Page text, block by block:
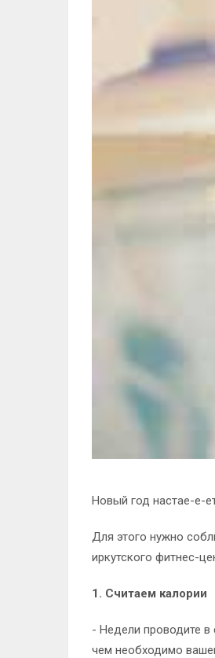
Новый год настае-е-
Для этого нужно
иркутского фитнес-
1. Считаем калории
- Недели проводите в
чем необходимо